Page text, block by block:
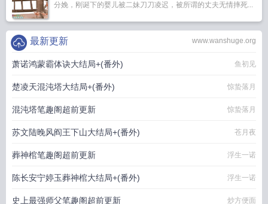
分娩，刚诞下的婴儿被二妹刀刀凌迟，被所谓的丈夫无情摔死...
www.wanshuge.org
最新更新
萧诺鸿蒙霸体诀大结局+(番外) 鱼初见
楚凌天混沌塔大结局+(番外) 惊蛰落月
混沌塔笔趣阁超前更新 惊蛰落月
苏文陆晚风阎王下山大结局+(番外) 苍月夜
葬神棺笔趣阁超前更新 浮生一诺
陈长安宁婷玉葬神棺大结局+(番外) 浮生一诺
史上最强师父笔趣阁超前更新 炒方便面